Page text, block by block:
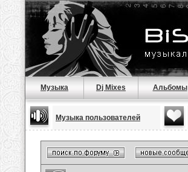
Музыка Dj Mixes Альбомы
Музыка пользователей